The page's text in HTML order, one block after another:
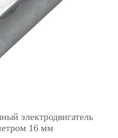
электродвигатель
16 мм